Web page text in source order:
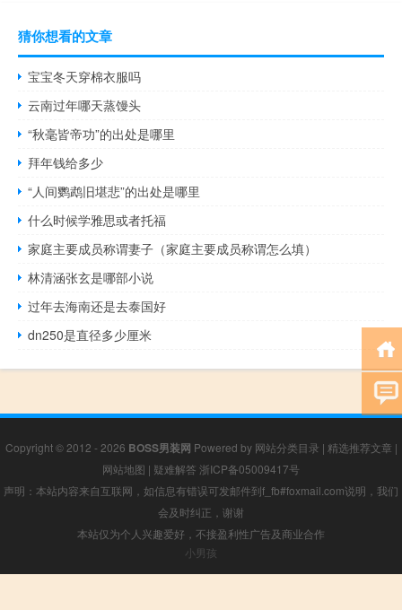
猜你想看的文章
宝宝冬天穿棉衣服吗
云南过年哪天蒸馒头
“秋毫皆帝功”的出处是哪里
拜年钱给多少
“人间鹦鹉旧堪悲”的出处是哪里
什么时候学雅思或者托福
家庭主要成员称谓妻子（家庭主要成员称谓怎么填）
林清涵张玄是哪部小说
过年去海南还是去泰国好
dn250是直径多少厘米
Copyright © 2012 - 2026 BOSS男装网 Powered by 网站分类目录 | 精选推荐文章 |
网站地图 | 疑难解答 浙ICP备05009417号
声明：本站内容来自互联网，如信息有错误可发邮件到f_fb#foxmail.com说明，我们
会及时纠正，谢谢
本站仅为个人兴趣爱好，不接盈利性广告及商业合作
小男孩